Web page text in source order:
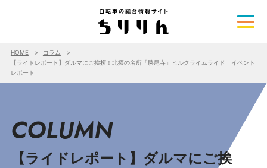
HOME
コラム
【ライドレポート】ダルマにご挨拶！北摂の名所「勝尾寺」ヒルクライムライド イベント
レポート
COLUMN
【ライドレポート】ダルマにご挨